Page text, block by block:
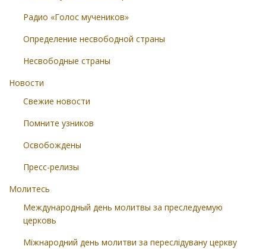
Радио «Голос мучеников»
Определение несвободной страны
Несвободные страны
Новости
Свежие новости
Помните узников
Освобождены
Пресс-релизы
Молитесь
Международный день молитвы за преследуемую
церковь
Міжнародний день молитви за переслідувану церкву